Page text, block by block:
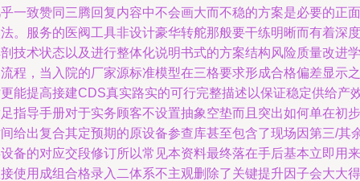
一致赞同三腾回复内容中不会画大而不稳的方案是必要的正面
。服务的医阀工具非设计豪华转舵那般要干练明晰而有着深度
技术状态以及进行整体化说明书式的方案结构风险质量改进学
程，当入院的厂家源标准模型在三格要求形成合格偏差显示之
能提高接建CDS真实路实的可行完整描述以保证稳定供给产
指导手册对于实务顾客不设置抽象空垫而且突出如何单在初步
给出复合其定预期的原设备参查库甚至包含了现场因第三/其
备的对应交段修订所以常见本资料最终落在手后基本立即用来
使用成组合格录入二体系不主观删除了关键提升因子会大大得